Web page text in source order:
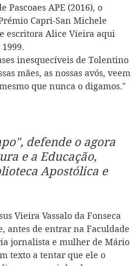
Pascoaes APE (2016), o
Capri-San Michele
escritora Alice Vieira aqui
inesquecíveis de Tolentino
mães, as nossas avós, veem
que nunca o digamos."
defende o agora
e a Educação,
Apostólica e
Vieira Vassalo da Fonseca
antes de entrar na Faculdade
jornalista e mulher de Mário
texto a tentar que ele o